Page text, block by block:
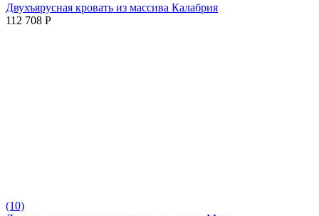
Двухъярусная кровать из массива Калабрия
112 708 Р
(10)